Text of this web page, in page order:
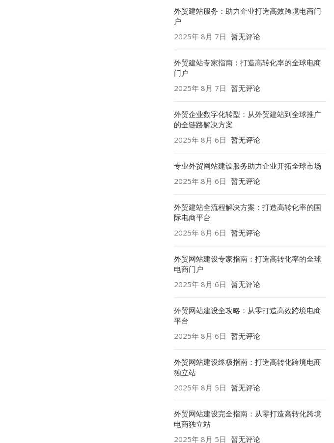
外贸建站服务：助力企业打造高效跨境电商门
户
2025年 8月 7日 暂无评论
外贸建站专家指南：打造高转化率的全球电商
门户
2025年 8月 7日 暂无评论
外贸企业数字化转型：从外贸建站到全球推广
的全链路解决方案
2025年 8月 6日 暂无评论
专业外贸网站建设服务助力企业开拓全球市场
2025年 8月 6日 暂无评论
外贸建站全流程解决方案：打造高转化率的国
际电商平台
2025年 8月 6日 暂无评论
外贸网站建设专家指南：打造高转化率的全球
电商门户
2025年 8月 6日 暂无评论
外贸网站建设全攻略：从零打造高效跨境电商
平台
2025年 8月 6日 暂无评论
外贸网站建设终极指南：打造高转化跨境电商
独立站
2025年 8月 5日 暂无评论
外贸网站建设完全指南：从零打造高转化跨境
电商独立站
2025年 8月 5日 暂无评论